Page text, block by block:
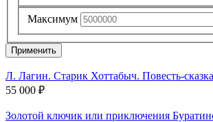
Максимум
Применить
Л. Лагин. Старик Хоттабыч. Повесть-сказка
55 000 ₽
Золотой ключик или приключения